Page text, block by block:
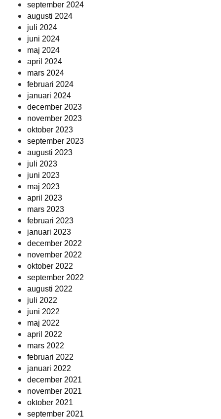
september 2024
augusti 2024
juli 2024
juni 2024
maj 2024
april 2024
mars 2024
februari 2024
januari 2024
december 2023
november 2023
oktober 2023
september 2023
augusti 2023
juli 2023
juni 2023
maj 2023
april 2023
mars 2023
februari 2023
januari 2023
december 2022
november 2022
oktober 2022
september 2022
augusti 2022
juli 2022
juni 2022
maj 2022
april 2022
mars 2022
februari 2022
januari 2022
december 2021
november 2021
oktober 2021
september 2021